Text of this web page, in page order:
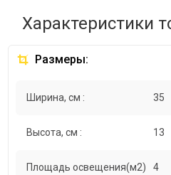
Характеристики
Размеры:
Ширина, см : 35
Высота, см : 13
Площадь освещения(м2)
4